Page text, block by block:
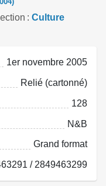
Culture
1er novembre 2005
Relié (cartonné)
128
N&B
Grand format
/ 2849463299